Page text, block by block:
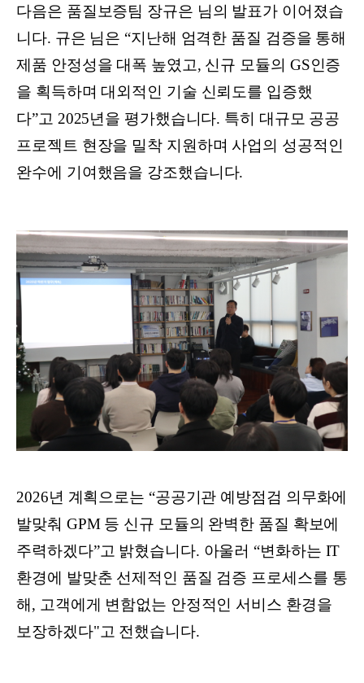
다음은 품질보증팀 장규은 님의 발표가 이어졌습
니다. 규은 님은 “지난해 엄격한 품질 검증을 통해
제품 안정성을 대폭 높였고, 신규 모듈의 GS인증
을 획득하며 대외적인 기술 신뢰도를 입증했
다”고 2025년을 평가했습니다. 특히 대규모 공공
프로젝트 현장을 밀착 지원하며 사업의 성공적인
완수에 기여했음을 강조했습니다.
2026년 계획으로는 “공공기관 예방점검 의무화에
발맞춰 GPM 등 신규 모듈의 완벽한 품질 확보에
주력하겠다”고 밝혔습니다. 아울러 “변화하는 IT
환경에 발맞춘 선제적인 품질 검증 프로세스를 통
해, 고객에게 변함없는 안정적인 서비스 환경을
보장하겠다"고 전했습니다.